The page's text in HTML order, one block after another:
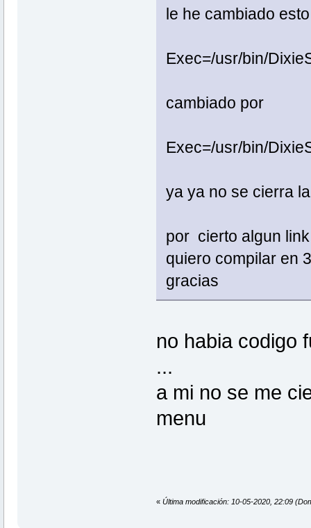
le he cambiado
Exec=/usr/bin/
cambiado por
Exec=/usr/bin/
ya ya no se cierra
por cierto algun
quiero compilar en
gracias
no habia codigo
...
a mi no se me
menu
« Última modificación: 10-05-2020, 22:09